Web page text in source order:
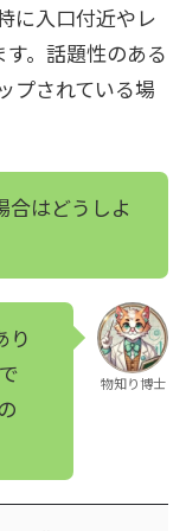
に入口付近やレ
。話題性のある
プされている場
合はどうしよ
り
物知り博士